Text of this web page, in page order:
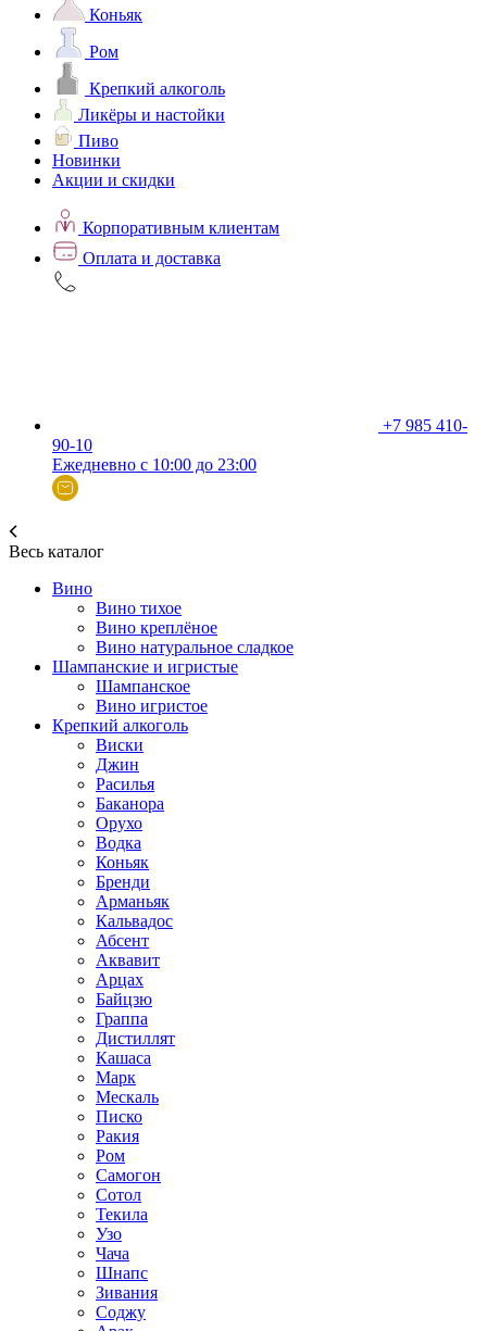
Коньяк
Ром
Крепкий алкоголь
Ликёры и настойки
Пиво
Новинки
Акции и скидки
Корпоративным клиентам
Оплата и доставка
+7 985 410-
90-10
Ежедневно с 10:00 до 23:00
Весь каталог
Вино
Вино тихое
Вино креплёное
Вино натуральное сладкое
Шампанские и игристые
Шампанское
Вино игристое
Крепкий алкоголь
Виски
Джин
Расилья
Баканора
Орухо
Водка
Коньяк
Бренди
Арманьяк
Кальвадос
Абсент
Аквавит
Арцах
Байцзю
Граппа
Дистиллят
Кашаса
Марк
Мескаль
Писко
Ракия
Ром
Самогон
Сотол
Текила
Узо
Чача
Шнапс
Зивания
Соджу